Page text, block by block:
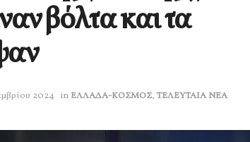
βόλτα και τα
2024 in ΕΛΛΑΔΑ-ΚΟΣΜΟΣ, ΤΕΛΕΥΤΑΙΑ ΝΕΑ